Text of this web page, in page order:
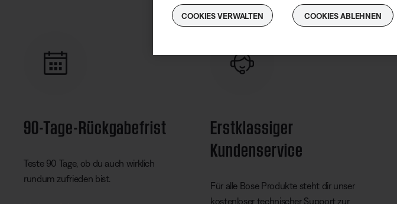
90-Tage-Rückgabefrist
Teste 90 Tage, ob du auch wirklich
rundum zufrieden bist.
Erstklassiger
Kundenservice
Für alle Bose Produkte steht dir unser
kostenloser technischer Support zur
COOKIES VERWALTEN COOKIES ABLEHNEN